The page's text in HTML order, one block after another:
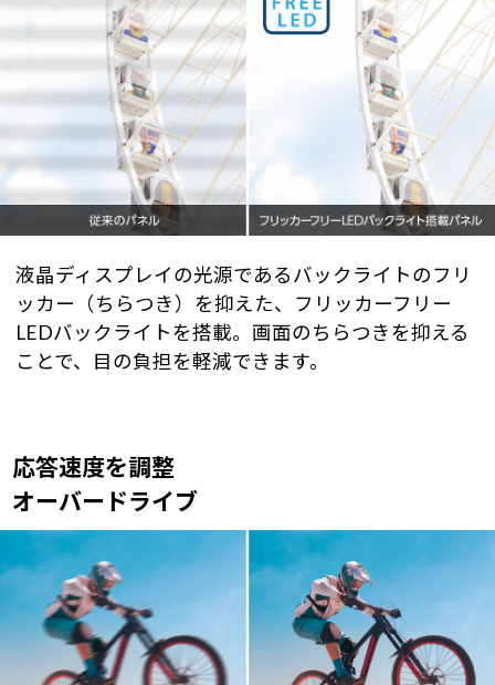
液晶ディスプレイの光源であるバックライトのフリ
ッカー（ちらつき）を抑えた、フリッカーフリー
LEDバックライトを搭載。画面のちらつきを抑える
ことで、目の負担を軽減できます。
応答速度を調整
オーバードライブ